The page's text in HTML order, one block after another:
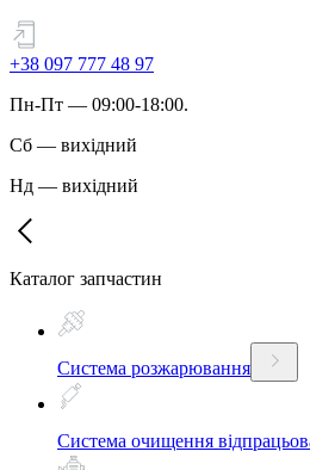
+38 097 777 48 97
Пн-Пт — 09:00-18:00.
Сб — вихідний
Нд — вихідний
Каталог запчастин
Система розжарювання
Система очищення